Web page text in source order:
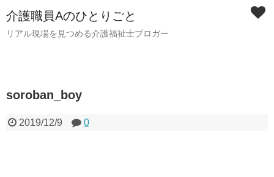
介護職員Aのひとりごと
リアル現場を見つめる介護福祉士ブロガー
soroban_boy
2019/12/9 0